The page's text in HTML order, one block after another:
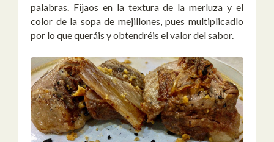
palabras. Fijaos en la textura de la merluza y el
color de la sopa de mejillones, pues multiplicadlo
por lo que queráis y obtendréis el valor del sabor.